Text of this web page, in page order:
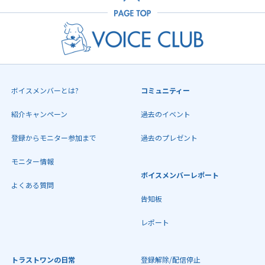
ボイスメンバーとは?
紹介キャンペーン
登録からモニター参加まで
モニター情報
よくある質問
コミュニティー
過去のイベント
過去のプレゼント
ボイスメンバーレポート
告知板
レポート
トラストワンの日常 登録解除/配信停止